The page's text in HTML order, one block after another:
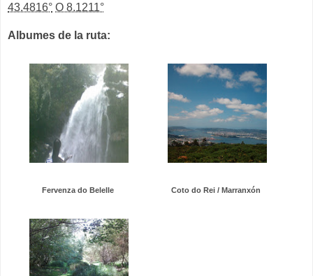
43.4816° O 8.1211°
Albumes de la ruta:
Fervenza do Belelle Coto do Rei / Marranxón